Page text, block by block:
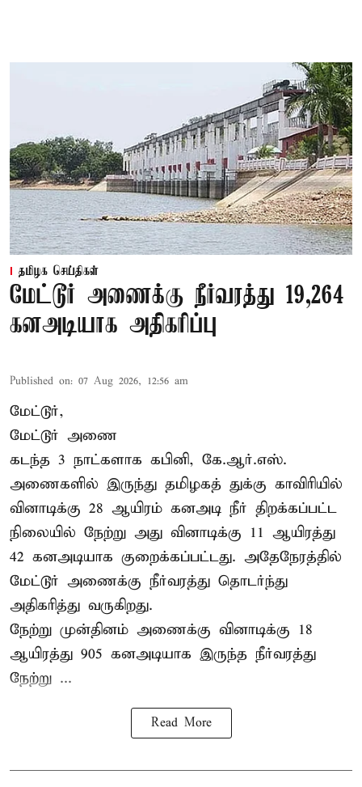
தமிழக செய்திகள்
மேட்டூர் அணைக்கு நீர்வரத்து 19,264
கனஅடியாக அதிகரிப்பு
Published on: 07 Aug 2026, 12:56 am
மேட்டூர்,
மேட்டூர் அணை
கடந்த 3 நாட்களாக கபினி, கே.ஆர்.எஸ்.
அணைகளில் இருந்து தமிழகத் துக்கு காவிரியில்
வினாடிக்கு 28 ஆயிரம் கனஅடி நீர் திறக்கப்பட்ட
நிலையில் நேற்று அது வினாடிக்கு 11 ஆயிரத்து
42 கனஅடியாக குறைக்கப்பட்டது. அதேநேரத்தில்
மேட்டூர் அணைக்கு நீர்வரத்து தொடர்ந்து
அதிகரித்து வருகிறது.
நேற்று முன்தினம் அணைக்கு வினாடிக்கு 18
ஆயிரத்து 905 கனஅடியாக இருந்த நீர்வரத்து
நேற்று ...
Read More